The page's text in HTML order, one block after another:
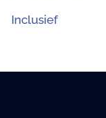
Inclusief